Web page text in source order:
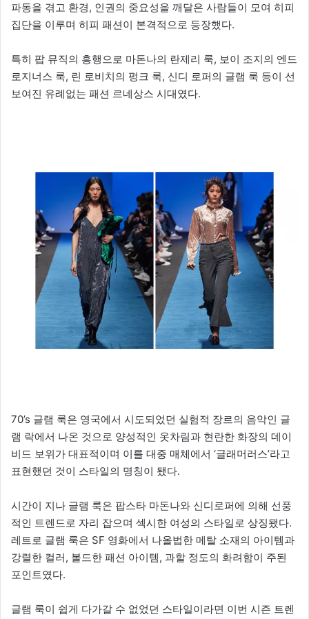
파동을 겪고 환경, 인권의 중요성을 깨달은 사람들이 모여 히피
집단을 이루며 히피 패션이 본격적으로 등장했다.
특히 팝 뮤직의 흥행으로 마돈나의 란제리 룩, 보이 조지의 엔드
로지너스 룩, 린 로비치의 펑크 룩, 신디 로퍼의 글램 룩 등이 선
보여진 유례없는 패션 르네상스 시대였다.
70’s 글램 룩은 영국에서 시도되었던 실험적 장르의 음악인 글
램 락에서 나온 것으로 양성적인 옷차림과 현란한 화장의 데이
비드 보위가 대표적이며 이를 대중 매체에서 ‘글래머러스’라고
표현했던 것이 스타일의 명칭이 됐다.
시간이 지나 글램 룩은 팝스타 마돈나와 신디로퍼에 의해 선풍
적인 트렌드로 자리 잡으며 섹시한 여성의 스타일로 상징됐다.
레트로 글램 룩은 SF 영화에서 나올법한 메탈 소재의 아이템과
강렬한 컬러, 볼드한 패션 아이템, 과할 정도의 화려함이 주된
포인트였다.
글램 룩이 쉽게 다가갈 수 없었던 스타일이라면 이번 시즌 트렌